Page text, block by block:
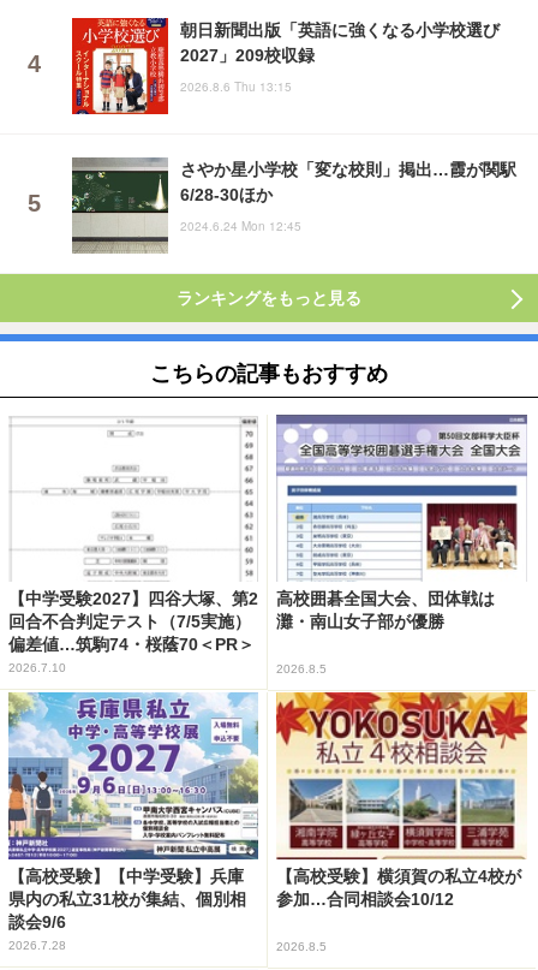
朝日新聞出版「英語に強くなる小学校選び
2027」209校収録
2026.8.6 Thu 13:15
さやか星小学校「変な校則」掲出…霞が関駅
6/28-30ほか
2024.6.24 Mon 12:45
ランキングをもっと見る
こちらの記事もおすすめ
【中学受験2027】四谷大塚、第2
回合不合判定テスト（7/5実施）
偏差値…筑駒74・桜蔭70＜PR＞
2026.7.10
高校囲碁全国大会、団体戦は
灘・南山女子部が優勝
2026.8.5
【高校受験】【中学受験】兵庫
県内の私立31校が集結、個別相
談会9/6
2026.7.28
【高校受験】横須賀の私立4校が
参加…合同相談会10/12
2026.8.5